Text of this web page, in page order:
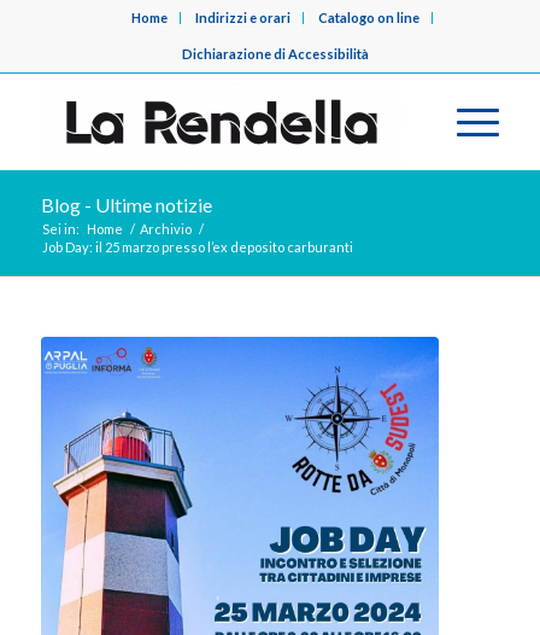
Home Indirizzi e orari Catalogo on line
Dichiarazione di Accessibilità
Blog - Ultime notizie
Sei in: Home / Archivio /
Job Day: il 25 marzo presso l’ex deposito carburanti